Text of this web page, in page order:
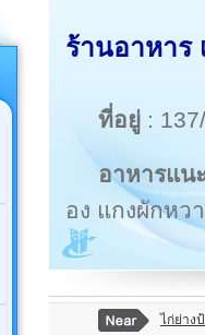
ร้านอาหาร
ที่อยู่ :
อาหารแน
อง แกงผักหว
ไก่ย่าง